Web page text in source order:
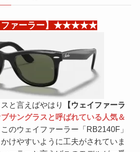
ファーラー】★★★★★
と言えばやはり
【ウェイファーラ
サングラスと呼ばれている人気＆
このウェイファーラー「RB2140F」
けやすいように工夫がされていま